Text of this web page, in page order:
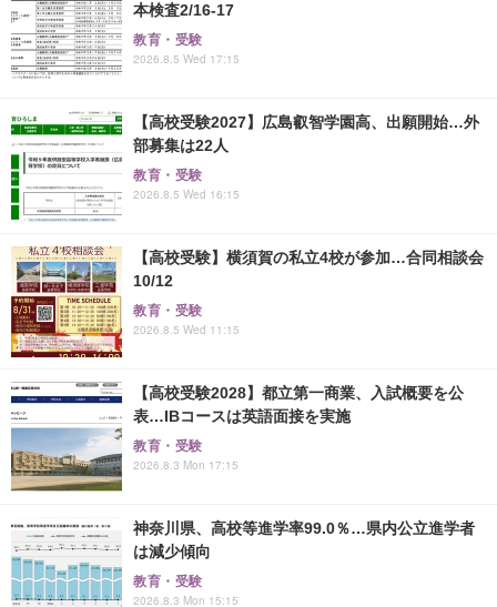
本検査2/16-17
教育・受験
2026.8.5 Wed 17:15
【高校受験2027】広島叡智学園高、出願開始…外
部募集は22人
教育・受験
2026.8.5 Wed 16:15
【高校受験】横須賀の私立4校が参加…合同相談会
10/12
教育・受験
2026.8.5 Wed 11:15
【高校受験2028】都立第一商業、入試概要を公
表…IBコースは英語面接を実施
教育・受験
2026.8.3 Mon 17:15
神奈川県、高校等進学率99.0％…県内公立進学者
は減少傾向
教育・受験
2026.8.3 Mon 15:15